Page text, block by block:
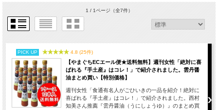
1 / 1ページ（全7件）
PICK UP 4.8 (25件)
【やまぐちECエール便★送料無料】週刊女性「絶対に喜
ばれる『手土産』はコレ！」で紹介されました。雲丹醤
油まとめ買い【特別価格】
週刊女性「食通有名人がごひいきの一品を紹介！絶対に
喜ばれる『手土産』はコレ！」で紹介されました。西村
知美さん推薦『雲丹醤油（うにしょうゆ）』のまとめ買